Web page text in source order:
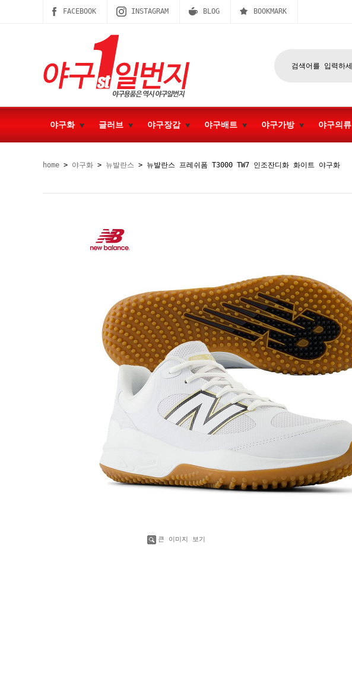
FACEBOOK INSTAGRAM BLOG BOOKMARK
야구화 글러브 야구장갑 야구배트 야구가방 야구의류
home > 야구화 > 뉴발란스 > 뉴발란스 프레쉬폼 T3000 TW7 인조잔디화 화이트 야구화
큰 이미지 보기